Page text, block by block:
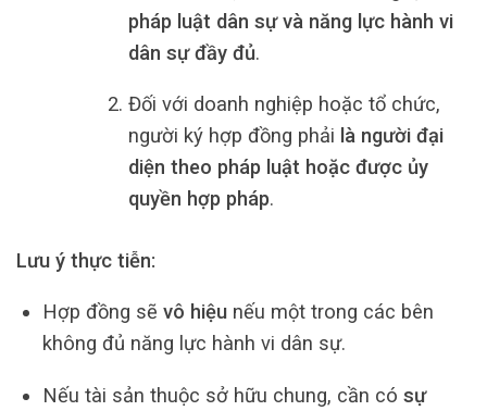
pháp luật dân sự và năng lực hành vi
dân sự đầy đủ.
Đối với doanh nghiệp hoặc tổ chức,
người ký hợp đồng phải là người đại
diện theo pháp luật hoặc được ủy
quyền hợp pháp.
Lưu ý thực tiễn:
Hợp đồng sẽ vô hiệunếu một trong các bên
không đủ năng lực hành vi dân sự.
Nếu tài sản thuộc sở hữu chung, cần có sự